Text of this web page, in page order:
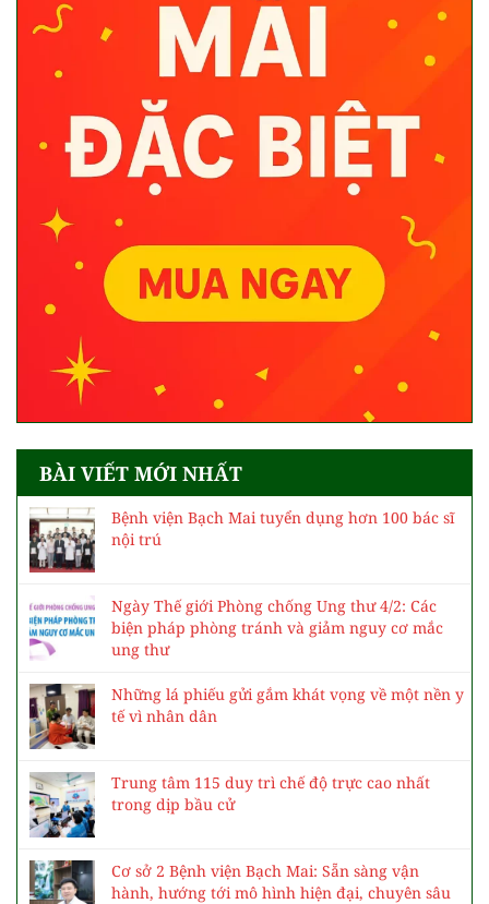
BÀI VIẾT MỚI NHẤT
Bệnh viện Bạch Mai tuyển dụng hơn 100 bác sĩ
nội trú
Ngày Thế giới Phòng chống Ung thư 4/2: Các
biện pháp phòng tránh và giảm nguy cơ mắc
ung thư
Những lá phiếu gửi gắm khát vọng về một nền y
tế vì nhân dân
Trung tâm 115 duy trì chế độ trực cao nhất
trong dịp bầu cử
Cơ sở 2 Bệnh viện Bạch Mai: Sẵn sàng vận
hành, hướng tới mô hình hiện đại, chuyên sâu